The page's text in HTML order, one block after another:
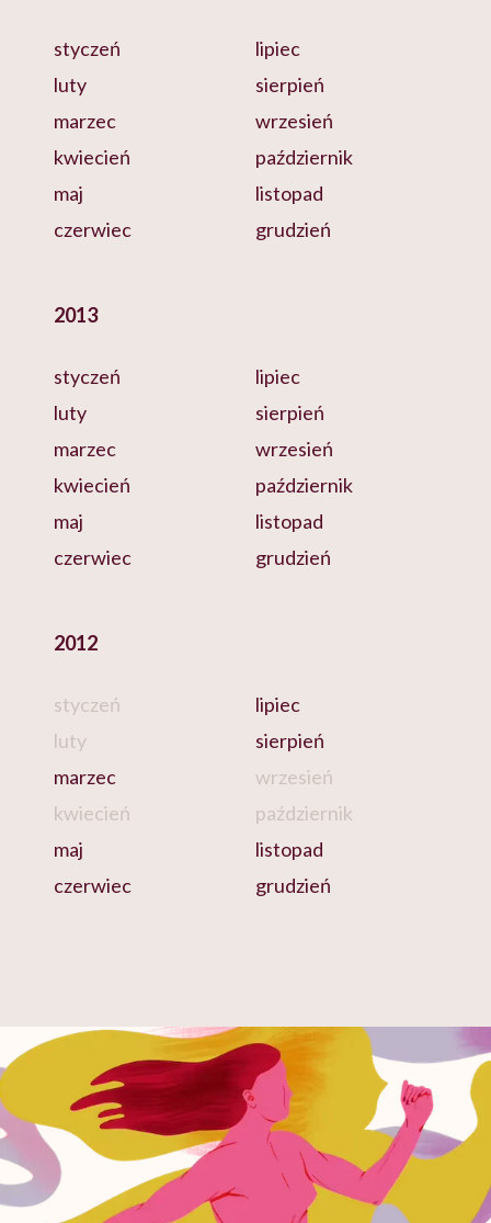
styczeń
luty
marzec
kwiecień
maj
czerwiec
lipiec
sierpień
wrzesień
październik
listopad
grudzień
2013
styczeń
luty
marzec
kwiecień
maj
czerwiec
lipiec
sierpień
wrzesień
październik
listopad
grudzień
2012
styczeń
luty
marzec
kwiecień
maj
czerwiec
lipiec
sierpień
wrzesień
październik
listopad
grudzień